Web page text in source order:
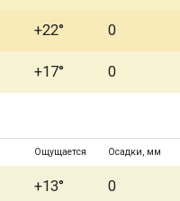
+22° 0
+17° 0
Ощущается Осадки, мм
+13° 0